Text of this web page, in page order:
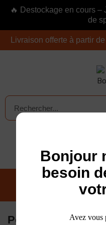
Bonjour
besoin
Avez vous
🔥 Destockage en cours –
de
Livraison offerte à partir
Politique de